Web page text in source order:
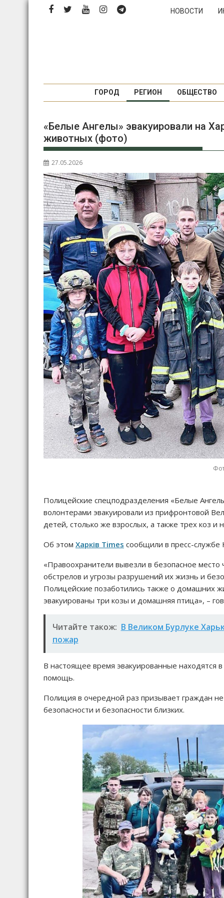
Перейти
НОВОСТИ
ГОРОД РЕГИОН ОБЩЕСТВО
«Белые Ангелы» эвакуировали на
животных (фото)
27.05.2026
Полицейские спецподразделения «Белые
волонтерами эвакуировали из прифронтовой
детей, столько же взрослых, а также трех коз
Об этом Харків Times сообщили в пресс-службе
«Правоохранители вывезли в безопасное
обстрелов и угрозы разрушений их жизнь и
Полицейские позаботились также о домашних
эвакуированы три козы и домашняя птица», –
Читайте також: В Великом Бурлуке
пожар
В настоящее время эвакуированные находятся
помощь.
Полиция в очередной раз призывает граждан
безопасности и безопасности близких.